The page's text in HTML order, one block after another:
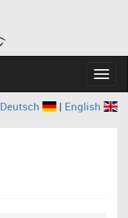
Deutsch | English